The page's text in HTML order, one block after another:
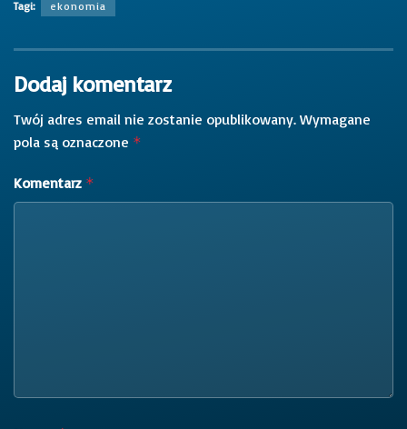
Tagi: ekonomia
Dodaj komentarz
Twój adres email nie zostanie opublikowany. Wymagane
pola są oznaczone *
Komentarz *